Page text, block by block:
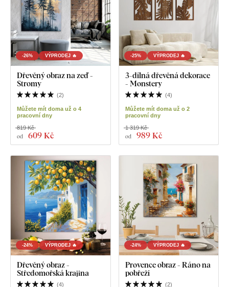
-26% VÝPRODEJ 🔥
Dřevěný obraz na zeď -
Stromy
(2)
Můžete mít doma už o 4
pracovní dny
od 609 Kč
819 Kč
-25% VÝPRODEJ 🔥
3-dílná dřevěná dekorace
- Monstery
(4)
Můžete mít doma už o 2
pracovní dny
od 989 Kč
1 319 Kč
-24% VÝPRODEJ 🔥
Dřevěný obraz -
Středomořská krajina
(4)
-24% VÝPRODEJ 🔥
Provence obraz - Ráno na
pobřeží
(2)